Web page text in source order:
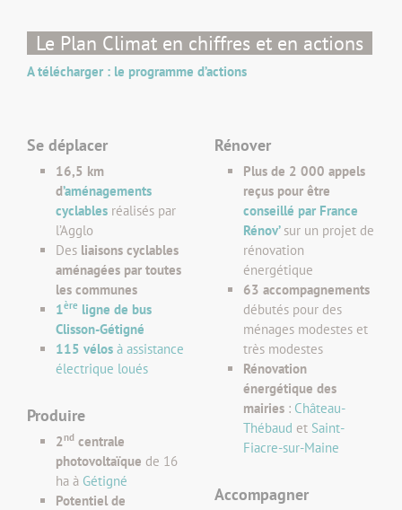
Le Plan Climat en chiffres et en actions
A télécharger : le programme d’actions
Se déplacer
16,5 km
d’aménagements
cyclables réalisés par
l’Agglo
Des liaisons cyclables
aménagées par toutes
les communes
1ère ligne de bus
Clisson-Gétigné
115 vélos à assistance
électrique loués
Produire
2nd centrale
photovoltaïque de 16
ha à Gétigné
Potentiel de
Rénover
Plus de 2 000 appels
reçus pour être
conseillé par France
Rénov’ sur un projet de
rénovation
énergétique
63 accompagnements
débutés pour des
ménages modestes et
très modestes
Rénovation
énergétique des
mairies : Château-
Thébaud et Saint-
Fiacre-sur-Maine
Accompagner